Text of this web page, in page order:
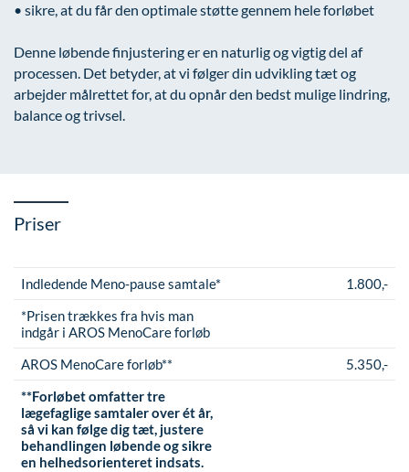
• sikre, at du får den optimale støtte gennem hele forløbet
Denne løbende finjustering er en naturlig og vigtig del af
processen. Det betyder, at vi følger din udvikling tæt og
arbejder målrettet for, at du opnår den bedst mulige lindring,
balance og trivsel.
Priser
Indledende Meno-pause samtale*
1.800,-
*Prisen trækkes fra hvis man
indgår i AROS MenoCare forløb
AROS MenoCare forløb**
5.350,-
**Forløbet omfatter tre
lægefaglige samtaler over ét år,
så vi kan følge dig tæt, justere
behandlingen løbende og sikre
en helhedsorienteret indsats.